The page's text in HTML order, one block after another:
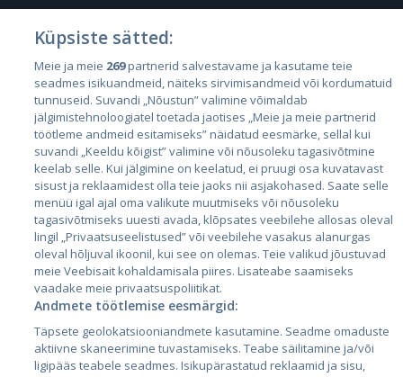
Riigid
Eesti
Läti
Leedu
City24.lv
City24.ee
GetaPro.lv
CVbankas.lt
Kainos.lt
Paslaugos.lt
Küpsiste sätted:
Meie ja meie 269partnerid salvestavame ja kasutame teie
seadmes isikuandmeid, näiteks sirvimisandmeid või kordumatuid
tunnuseid. Suvandi „Nõustun” valimine võimaldab
jälgimistehnoloogiatel toetada jaotises „Meie ja meie partnerid
töötleme andmeid esitamiseks” näidatud eesmärke, sellal kui
suvandi „Keeldu kõigist” valimine või nõusoleku tagasivõtmine
keelab selle. Kui jälgimine on keelatud, ei pruugi osa kuvatavast
sisust ja reklaamidest olla teie jaoks nii asjakohased. Saate selle
menüü igal ajal oma valikute muutmiseks või nõusoleku
tagasivõtmiseks uuesti avada, klõpsates veebilehe allosas oleval
lingil „Privaatsuseelistused” või veebilehe vasakus alanurgas
oleval hõljuval ikoonil, kui see on olemas. Teie valikud jõustuvad
meie Veebisait kohaldamisala piires. Lisateabe saamiseks
vaadake meie privaatsuspoliitikat.
Andmete töötlemise eesmärgid:
Täpsete geolokatsiooniandmete kasutamine. Seadme omaduste
aktiivne skaneerimine tuvastamiseks. Teabe säilitamine ja/või
ligipääs teabele seadmes. Isikupärastatud reklaamid ja sisu,